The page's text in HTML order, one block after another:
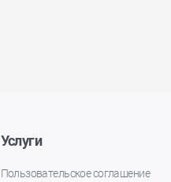
Услуги
Пользовательское соглашение